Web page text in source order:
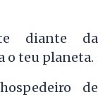
diante da
o teu planeta.
de